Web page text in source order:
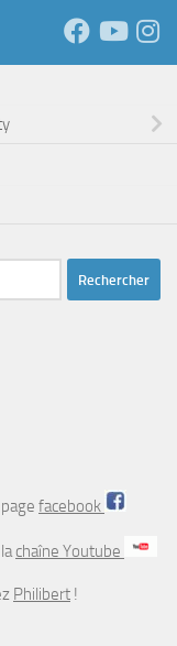
facebook
chaîne Youtube
Philibert !